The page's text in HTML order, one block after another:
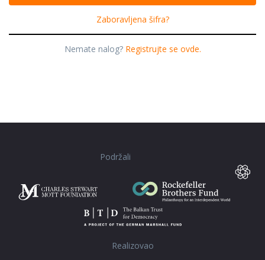
Zaboravljena šifra?
Nemate nalog? Registrujte se ovde.
Podržali
Realizovao